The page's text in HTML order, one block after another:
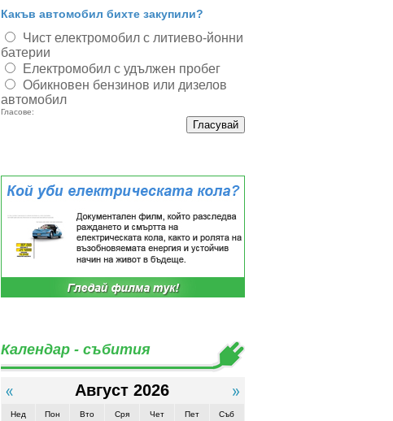
Какъв автомобил бихте закупили?
Чист електромобил с литиево-йонни
батерии
Електромобил с удължен пробег
Обикновен бензинов или дизелов
автомобил
Гласове:
Календар - събития
Август 2026
Нед Пон Вто Сря Чет Пет Съб